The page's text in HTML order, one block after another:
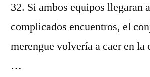
32. Si ambos equipos llegaran
complicados encuentros, el
merengue volvería a caer en
…